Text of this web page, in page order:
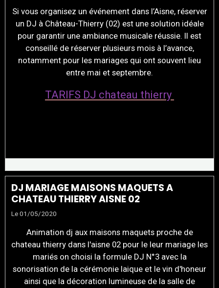
Si vous organisez un événement dans l’Aisne, réserver
un DJ à Château-Thierry (02) est une solution idéale
pour garantir une ambiance musicale réussie. Il est
conseillé de réserver plusieurs mois à l’avance,
notamment pour les mariages qui ont souvent lieu
entre mai et septembre.
TARIFS DJ chateau thierry
DJ MARIAGE MAISONS MAQUETS A
CHATEAU THIERRY AISNE 02
Le 01/05/2020
Animation dj aux maisons maquets proche de
chateau thierry dans l'aisne 02 pour le leur mariage les
mariés on choisi la formule DJ N°3 avec la
sonorisation de la cérémonie laique et le vin d'honeur
ainsi que la décoration lumineuse de la salle de